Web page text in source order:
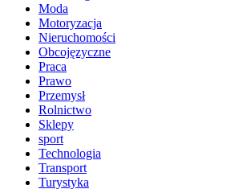
Moda
Motoryzacja
Nieruchomości
Obcojęzyczne
Praca
Prawo
Przemysł
Rolnictwo
Sklepy
sport
Technologia
Transport
Turystyka